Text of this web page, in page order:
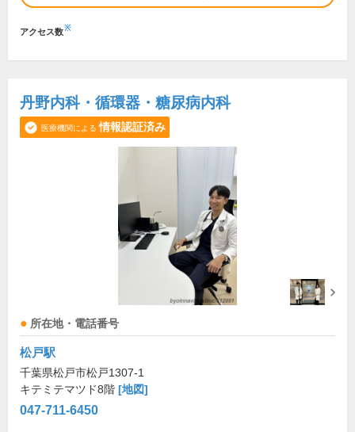
アクセス数※
丹野内科・循環器・糖尿病内科
医療機関による 情報認証済み
所在地・電話番号
松戸駅
千葉県松戸市松戸1307-1
キテミテマツド8階 [地図]
047-711-6450